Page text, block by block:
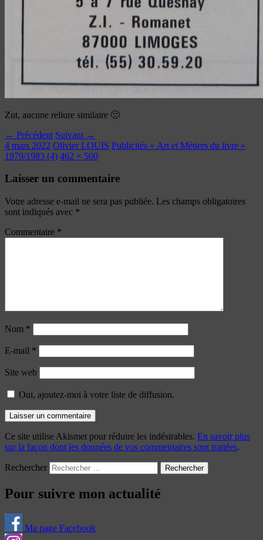
Zut, aucune reliure similaire 🙁
← Précédent Suivant →
4 mars 2022 Olivier LOUIS Publicités « Art et Métiers du livre »
1979/1983 (4) 462 × 500
Laisser un commentaire
Votre adresse e-mail ne sera pas publiée. Les champs obligatoires
sont indiqués avec *
Commentaire *
Nom *
E-mail *
Site web
Oui, ajoutez-moi à votre liste de diffusion.
Ce site utilise Akismet pour réduire les indésirables. En savoir plus
sur la façon dont les données de vos commentaires sont traitées.
Rechercher
Pour suivre mon actualité
Ma page Facebook